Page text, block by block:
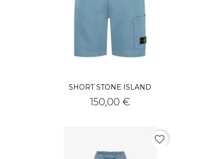
SHORT STONE ISLAND
Prix
150,00 €
favorite_border